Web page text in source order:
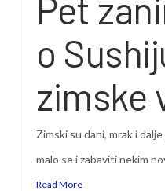
Pet
o
zimske
Zimski su dani, mrak i
malo se i zabaviti nekim
Read More